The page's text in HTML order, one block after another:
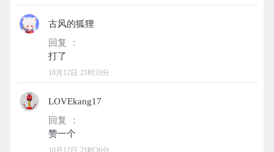
古风的狐狸
回复 ：
10月12日 21时33分
LOVEkang17
回复 ：
10月12日 21时36分